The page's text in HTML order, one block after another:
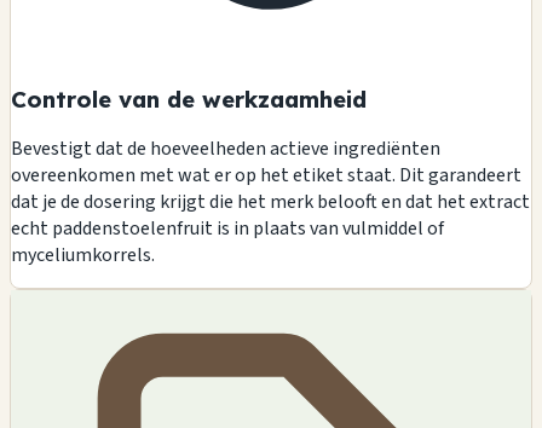
Controle van de werkzaamheid
Bevestigt dat de hoeveelheden actieve ingrediënten
overeenkomen met wat er op het etiket staat. Dit garandeert
dat je de dosering krijgt die het merk belooft en dat het extract
echt paddenstoelenfruit is in plaats van vulmiddel of
myceliumkorrels.